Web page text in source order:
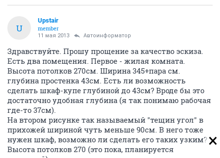
U
Upstair
member
11 мая 2013 Автоинформатор
Здравствуйте. Прошу прощение за качество эскиза.
Есть два помещения. Первое - жилая комната.
Высота потолков 270см. Ширина 345+пара см.
глубина простенка 43см. Есть ли возможность
сделать шкаф-купе глубиной до 43см? Вроде бы это
достаточно удобная глубина (я так понимаю рабочая
где-то 37см).
На втором рисунке так называемый "тещин угол" в
прихожей шириной чуть меньше 90см. В него тоже
нужен шкаф, возможно ли сделать его таких узким?
Высота потолков 270 (это пока, планируется